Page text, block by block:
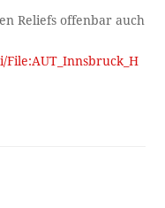
Reliefs offenbar auch